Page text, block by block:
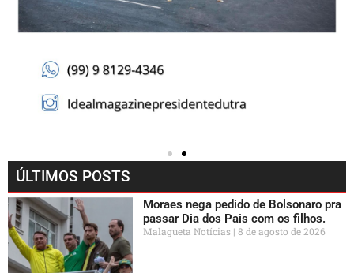
ÚLTIMOS POSTS
Moraes nega pedido de Bolsonaro pra
passar Dia dos Pais com os filhos.
Malagueta Notícias 8 de agosto de 2026